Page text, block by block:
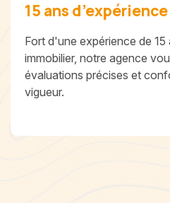
15 ans d’expérience
Fort d'une expérience de
immobilier, notre agence
évaluations précises et
vigueur.